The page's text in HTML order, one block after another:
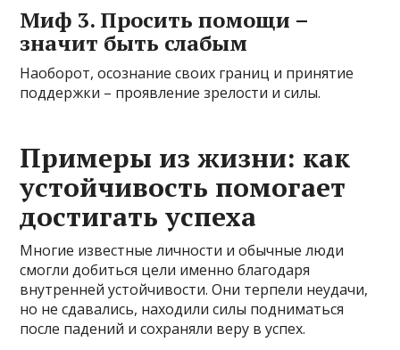
Миф 3. Просить помощи –
значит быть слабым
Наоборот, осознание своих границ и принятие
поддержки – проявление зрелости и силы.
Примеры из жизни: как
устойчивость помогает
достигать успеха
Многие известные личности и обычные люди
смогли добиться цели именно благодаря
внутренней устойчивости. Они терпели неудачи,
но не сдавались, находили силы подниматься
после падений и сохраняли веру в успех.